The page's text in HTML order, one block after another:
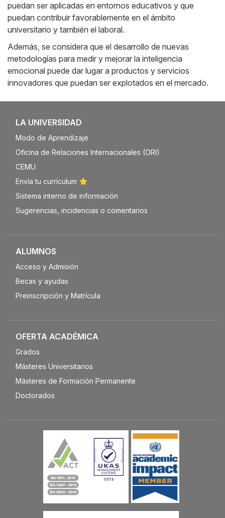
puedan ser aplicadas en entornos educativos y que
puedan contribuir favorablemente en el ámbito
universitario y también el laboral.
Además, se considera que el desarrollo de nuevas
metodologías para medir y mejorar la inteligencia
emocional puede dar lugar a productos y servicios
innovadores que puedan ser explotados en el mercado.
LA UNIVERSIDAD
Modo de Aprendizaje
Oficina de Relaciones Internacionales (ORI)
CEMU
Envía tu currículum
Sistema interno de información
Sugerencias, incidencias o comentarios
ALUMNOS
Acceso y Admisión
Becas y ayudas
Preinscripción y Matrícula
OFERTA ACADÉMICA
Grados
Másteres Universitarios
Másteres de Formación Permanente
Doctorados